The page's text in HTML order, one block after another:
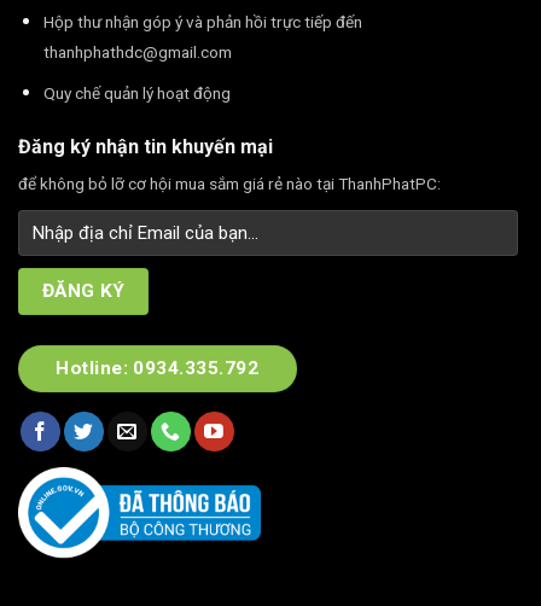
Hộp thư nhận góp ý và phản hồi trực tiếp đến
thanhphathdc@gmail.com
Quy chế quản lý hoạt động
Đăng ký nhận tin khuyến mại
để không bỏ lỡ cơ hội mua sắm giá rẻ nào tại ThanhPhatPC:
Hotline: 0934.335.792